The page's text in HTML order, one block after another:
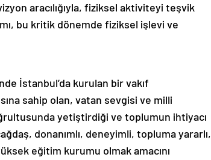
aracılığıyla, fiziksel aktiviteyi teşvik
bu kritik dönemde fiziksel işlevi ve
İstanbul’da kurulan bir vakıf
sahip olan, vatan sevgisi ve milli
yetiştirdiği ve toplumun ihtiyacı
donanımlı, deneyimli, topluma yararlı,
eğitim kurumu olmak amacını